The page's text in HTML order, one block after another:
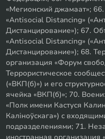
«Мегионский джамаат»;
«Antisocial Distancing»
Дистанцирование»); 67.
«Antisocial Distancing»
Дистанцирование»); 68.
организация «Форум
Террористическое
(«ВКП(б)») и его
ячейка «ВКП(б)»; 70.
«Полк имени Кастуся
Калiноўскага») с
подразделениями; 71.
иностранная организация